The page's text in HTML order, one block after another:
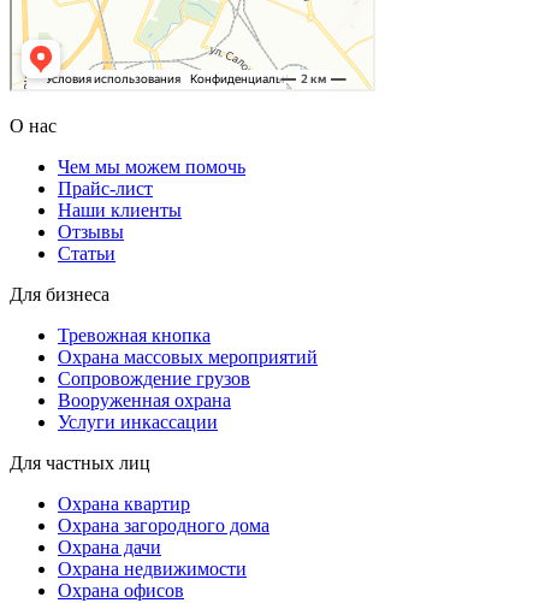
О нас
Чем мы можем помочь
Прайс-лист
Наши клиенты
Отзывы
Статьи
Для бизнеса
Тревожная кнопка
Охрана массовых мероприятий
Сопровождение грузов
Вооруженная охрана
Услуги инкассации
Для частных лиц
Охрана квартир
Охрана загородного дома
Охрана дачи
Охрана недвижимости
Охрана офисов